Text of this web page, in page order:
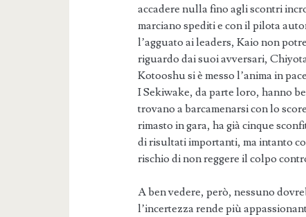
accadere nulla fino agli scontri
marciano spediti e con il pilota
l’agguato ai leaders, Kaio non
riguardo dai suoi avversari,
Kotooshu si è messo l’anima in
I Sekiwake, da parte loro, hanno
trovano a barcamenarsi con lo
rimasto in gara, ha già cinque
di risultati importanti, ma intanto
rischio di non reggere il colpo
A ben vedere, però, nessuno
l’incertezza rende più